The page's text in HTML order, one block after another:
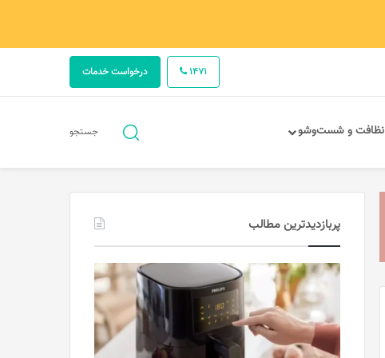
درخواست خدمات 1471
نظافت و شست‌وشو جستجوجستجو
پربازدیدترین مطالب